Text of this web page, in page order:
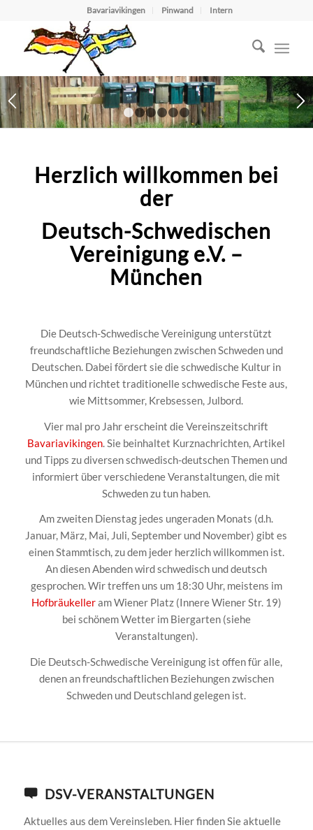
Bavariavikingen Pinwand Intern
1 2 3 4 5 6
Herzlich willkommen bei
der
Deutsch-Schwedischen
Vereinigung e.V. –
München
Die Deutsch-Schwedische Vereinigung unterstützt
freundschaftliche Beziehungen zwischen Schweden und
Deutschen. Dabei fördert sie die schwedische Kultur in
München und richtet traditionelle schwedische Feste aus,
wie Mittsommer, Krebsessen, Julbord.
Vier mal pro Jahr erscheint die Vereinszeitschrift
Bavariavikingen . Sie beinhaltet Kurznachrichten, Artikel
und Tipps zu diversen schwedisch-deutschen Themen und
informiert über verschiedene Veranstaltungen, die mit
Schweden zu tun haben.
Am zweiten Dienstag jedes ungeraden Monats (d.h.
Januar, März, Mai, Juli, September und November) gibt es
einen Stammtisch, zu dem jeder herzlich willkommen ist.
An diesen Abenden wird schwedisch und deutsch
gesprochen. Wir treffen uns um 18:30 Uhr, meistens im
Hofbräukelleram Wiener Platz (Innere Wiener Str. 19)
bei schönem Wetter im Biergarten (siehe
Veranstaltungen).
Die Deutsch-Schwedische Vereinigung ist offen für alle,
denen an freundschaftlichen Beziehungen zwischen
Schweden und Deutschland gelegen ist.
DSV-VERANSTALTUNGEN
Aktuelles aus dem Vereinsleben. Hier finden Sie aktuelle